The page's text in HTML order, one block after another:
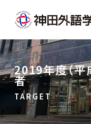
2019年度（
者
TARGET